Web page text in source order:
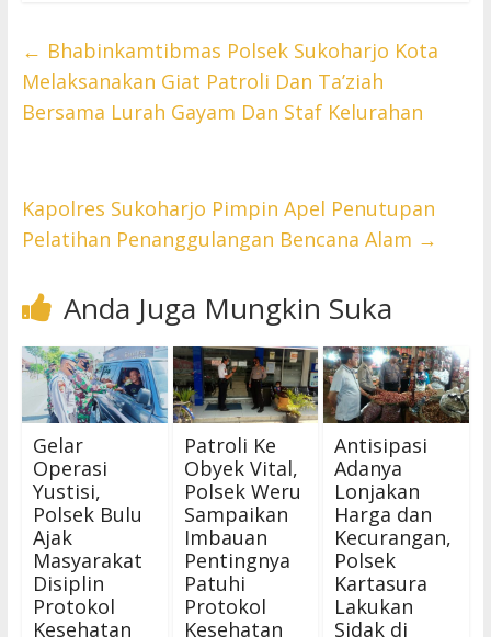
← Bhabinkamtibmas Polsek Sukoharjo Kota
Melaksanakan Giat Patroli Dan Ta’ziah
Bersama Lurah Gayam Dan Staf Kelurahan
Kapolres Sukoharjo Pimpin Apel Penutupan
Pelatihan Penanggulangan Bencana Alam →
Anda Juga Mungkin Suka
Gelar
Operasi
Yustisi,
Polsek Bulu
Ajak
Masyarakat
Disiplin
Protokol
Kesehatan
Patroli Ke
Obyek Vital,
Polsek Weru
Sampaikan
Imbauan
Pentingnya
Patuhi
Protokol
Kesehatan
Antisipasi
Adanya
Lonjakan
Harga dan
Kecurangan,
Polsek
Kartasura
Lakukan
Sidak di